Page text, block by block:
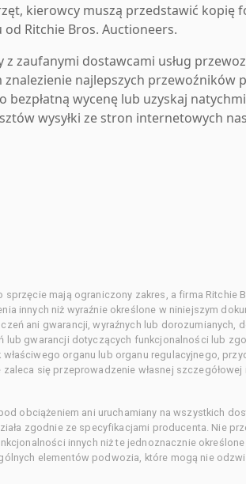
kierowcy muszą przedstawić kopię
Ritchie Bros. Auctioneers.
z zaufanymi dostawcami usług
znalezienie najlepszych przewoźników
bezpłatną wycenę lub uzyskaj
wysyłki ze stron internetowych
sprzęcie mają ograniczony zakres, a firma Ritchie
innych niż wyraźnie określone w niniejszym
ani gwarancji, wyraźnych lub
lub gwarancji dotyczących funkcjonalności lub
organu lub organu regulacyjnego,
się przeprowadzenie własnej
obciążeniem ani uruchamiany na wszystkich
zgodnie ze specyfikacjami producenta. Nie
innych niż te jednoznacznie
elementów podwozia, które mogą nie